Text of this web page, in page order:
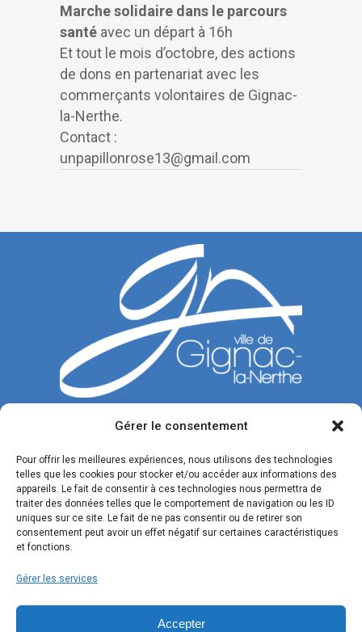
Gérer le consentement
Pour offrir les meilleures expériences, nous utilisons des technologies
telles que les cookies pour stocker et/ou accéder aux informations des
appareils. Le fait de consentir à ces technologies nous permettra de
traiter des données telles que le comportement de navigation ou les ID
uniques sur ce site. Le fait de ne pas consentir ou de retirer son
consentement peut avoir un effet négatif sur certaines caractéristiques
et fonctions.
Gérer les services
Accepter
Marche solidaire dans le parcours
santé avec un départ à 16h
Et tout le mois d’octobre, des actions
de dons en partenariat avec les
commerçants volontaires de Gignac-
la-Nerthe.
Contact :
unpapillonrose13@gmail.com
CONTACTEZ-NOUS
Tél. : 04 42 77 00 00
Du lundi au jeudi : de 8h30 à 12h et de 13h30 à 17h.
Vendredi : de 8h30 à 12h et de 13h30 à 16h.
SUIVEZ-NOUS !